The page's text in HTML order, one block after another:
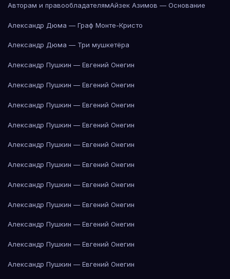
Авторам и правообладателямАйзек Азимов — Основание
Александр Дюма — Граф Монте-Кристо
Александр Дюма — Три мушкетёра
Александр Пушкин — Евгений Онегин
Александр Пушкин — Евгений Онегин
Александр Пушкин — Евгений Онегин
Александр Пушкин — Евгений Онегин
Александр Пушкин — Евгений Онегин
Александр Пушкин — Евгений Онегин
Александр Пушкин — Евгений Онегин
Александр Пушкин — Евгений Онегин
Александр Пушкин — Евгений Онегин
Александр Пушкин — Евгений Онегин
Александр Пушкин — Евгений Онегин